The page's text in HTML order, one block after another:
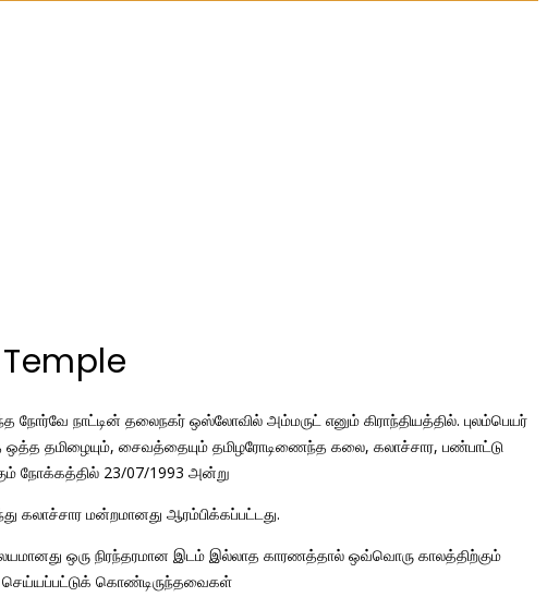
நோர்வே நாட்டின் தலைநகர் ஒஸ்லோவில் அம்மருட் எனும் கிராந்தியத்தில். புலம்பெயர்
தமிழையும், சைவத்தையும் தமிழரோடிணைந்த கலை, கலாச்சார, பண்பாட்டு
நோக்கத்தில் 23/07/1993 அன்று
கலாச்சார மன்றமானது ஆரம்பிக்கப்பட்டது.
ஒரு நிரந்தரமான இடம் இல்லாத காரணத்தால் ஒவ்வொரு காலத்திற்கும்
கொண்டிருந்தவைகள்